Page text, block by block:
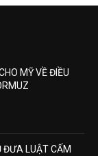
MỸ VỀ ĐIỀU
ĐƯA LUẬT CẤM